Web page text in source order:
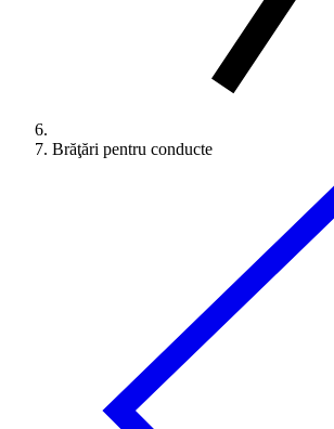
Brăţări pentru conducte